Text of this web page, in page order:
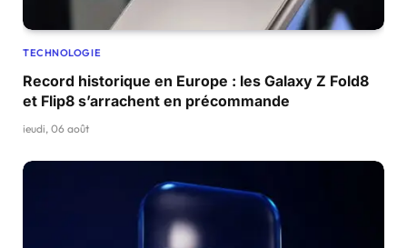
TECHNOLOGIE
Record historique en Europe : les Galaxy Z Fold8
et Flip8 s’arrachent en précommande
jeudi, 06 août